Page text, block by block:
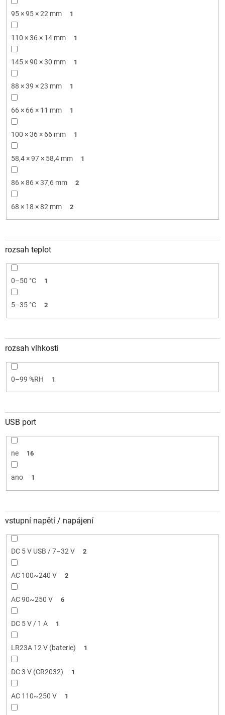
95 × 95 × 22 mm 1
110 × 36 × 14 mm 1
145 × 90 × 30 mm 1
88 × 39 × 23 mm 1
66 × 66 × 11 mm 1
100 × 36 × 66 mm 1
58,4 × 97 × 58,4 mm 1
86 × 86 × 37,6 mm 2
68 × 18 × 82 mm 2
rozsah teplot
0–50 °C 1
5–35 °C 2
rozsah vlhkosti
0–99 %RH 1
USB port
ne 16
ano 1
vstupní napětí / napájení
DC 5 V USB / 7–32 V 2
AC 100~240 V 2
AC 90~250 V 6
DC 5 V / 1 A 1
LR23A 12 V (baterie) 1
DC 3 V (CR2032) 1
AC 110~250 V 1